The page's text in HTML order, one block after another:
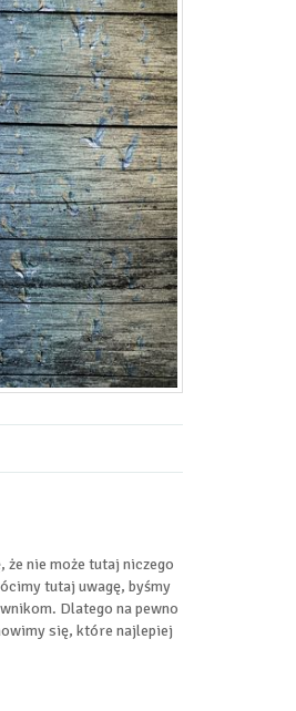
że nie może tutaj niczego
tutaj uwagę, byśmy
Dlatego na pewno
się, które najlepiej